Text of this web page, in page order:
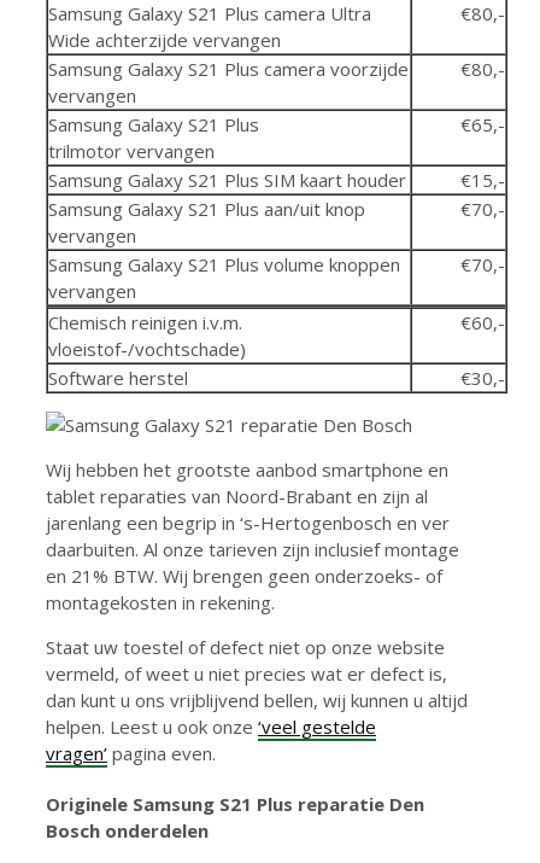
Samsung Galaxy S21 Plus camera Ultra
Wide achterzijde vervangen
€80,-
Samsung Galaxy S21 Plus camera voorzijde
vervangen
€80,-
Samsung Galaxy S21 Plus
trilmotor vervangen
€65,-
Samsung Galaxy S21 Plus SIM kaart houder
€15,-
Samsung Galaxy S21 Plus aan/uit knop
vervangen
€70,-
Samsung Galaxy S21 Plus volume knoppen
vervangen
€70,-
Chemisch reinigen i.v.m.
vloeistof-/vochtschade)
€60,-
Software herstel €30,-
Wij hebben het grootste aanbod smartphone en
tablet reparaties van Noord-Brabant en zijn al
jarenlang een begrip in ‘s-Hertogenbosch en ver
daarbuiten. Al onze tarieven zijn inclusief montage
en 21% BTW. Wij brengen geen onderzoeks- of
montagekosten in rekening.
Staat uw toestel of defect niet op onze website
vermeld, of weet u niet precies wat er defect is,
dan kunt u ons vrijblijvend bellen, wij kunnen u altijd
helpen. Leest u ook onze ‘veel gestelde
vragen’ pagina even.
Originele Samsung S21 Plus reparatie Den
Bosch onderdelen